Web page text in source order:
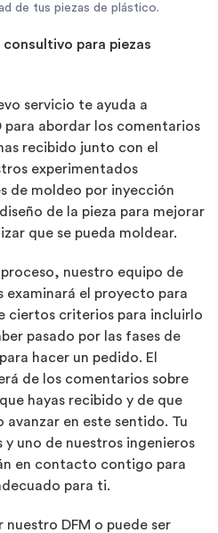
de tus piezas de plástico.
para piezas
servicio te ayuda a
abordar los comentarios
recibido junto con el
experimentados
de moldeo por inyección
de la pieza para mejorar
que se pueda moldear.
nuestro equipo de
examinará el proyecto para
ciertos criterios para incluirlo
pasado por las fases de
hacer un pedido. El
de los comentarios sobre
hayas recibido y de que
en este sentido. Tu
uno de nuestros ingenieros
en contacto contigo para
para ti.
DFM o puede ser